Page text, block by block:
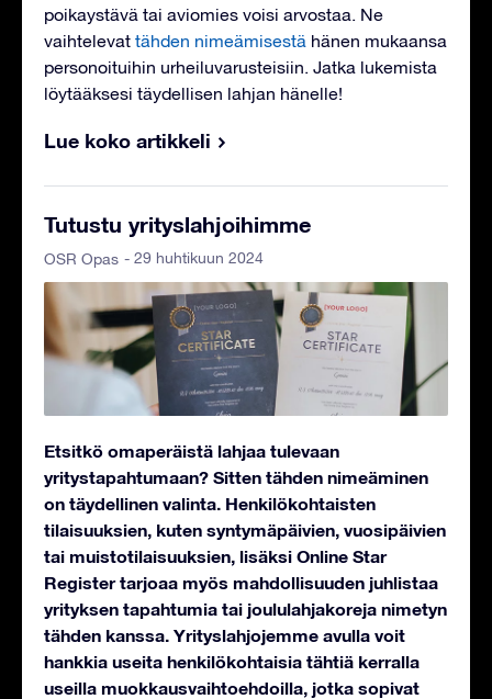
poikaystävä tai aviomies voisi arvostaa. Ne
vaihtelevat tähden nimeämisestä hänen mukaansa
personoituihin urheiluvarusteisiin. Jatka lukemista
löytääksesi täydellisen lahjan hänelle!
Lue koko artikkeli
Tutustu yrityslahjoihimme
OSR Opas - 29 huhtikuun 2024
Etsitkö omaperäistä lahjaa tulevaan
yritystapahtumaan? Sitten tähden nimeäminen
on täydellinen valinta. Henkilökohtaisten
tilaisuuksien, kuten syntymäpäivien, vuosipäivien
tai muistotilaisuuksien, lisäksi Online Star
Register tarjoaa myös mahdollisuuden juhlistaa
yrityksen tapahtumia tai joululahjakoreja nimetyn
tähden kanssa. Yrityslahjojemme avulla voit
hankkia useita henkilökohtaisia tähtiä kerralla
useilla muokkausvaihtoehdoilla, jotka sopivat